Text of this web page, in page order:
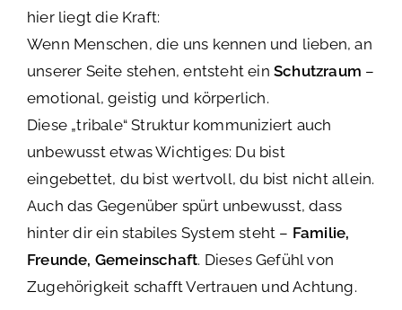
hier liegt die Kraft:
Wenn Menschen, die uns kennen und lieben, an
unserer Seite stehen, entsteht ein Schutzraum –
emotional, geistig und körperlich.
Diese „tribale“ Struktur kommuniziert auch
unbewusst etwas Wichtiges: Du bist
eingebettet, du bist wertvoll, du bist nicht allein.
Auch das Gegenüber spürt unbewusst, dass
hinter dir ein stabiles System steht – Familie,
Freunde, Gemeinschaft. Dieses Gefühl von
Zugehörigkeit schafft Vertrauen und Achtung.